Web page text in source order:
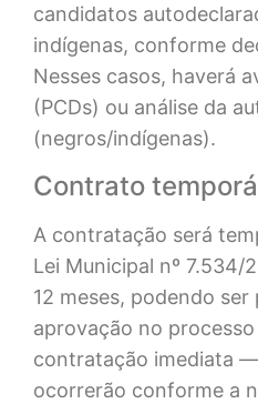
candidatos
indígenas, conforme
Nesses casos, haverá
(PCDs) ou análise da
(negros/indígenas).
Contrato
A contratação será
Lei Municipal nº 7.534/
12 meses, podendo
aprovação no
contratação imediata
ocorrerão conforme a